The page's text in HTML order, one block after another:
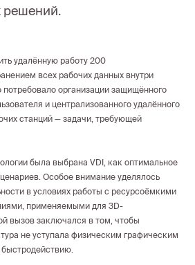
решений.
удалённую работу 200
всех рабочих данных внутри
потребовало организации защищённого
и централизованного удалённого
станций — задачи, требующей
была выбрана VDI, как оптимальное
Особое внимание уделялось
в условиях работы с ресурсоёмкими
применяемыми для 3D-
вызов заключался в том, чтобы
не уступала физическим графическим